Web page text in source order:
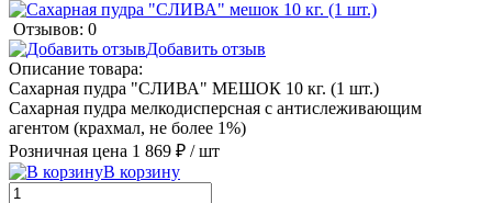
Отзывов: 0
Добавить отзыв
Описание товара:
Сахарная пудра "СЛИВА" МЕШОК 10 кг. (1 шт.)
Сахарная пудра мелкодисперсная с антислеживающим
агентом (крахмал, не более 1%)
Розничная цена 1 869 ₽ / шт
В корзину